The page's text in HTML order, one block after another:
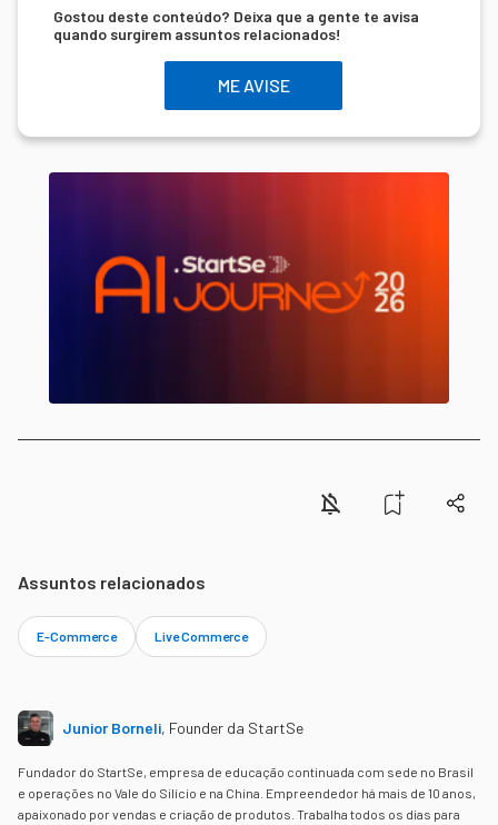
Gostou deste conteúdo? Deixa que a gente te avisa
quando surgirem assuntos relacionados!
ME AVISE
Assuntos relacionados
E-Commerce Live Commerce
Junior Borneli, Founder da StartSe
Fundador do StartSe, empresa de educação continuada com sede no Brasil
e operações no Vale do Silício e na China. Empreendedor há mais de 10 anos,
apaixonado por vendas e criação de produtos. Trabalha todos os dias para